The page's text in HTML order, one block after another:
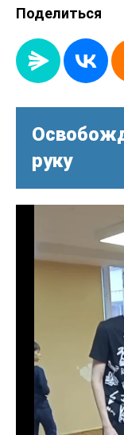
Поделиться
руку